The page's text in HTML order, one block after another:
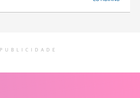
PUBLICIDADE